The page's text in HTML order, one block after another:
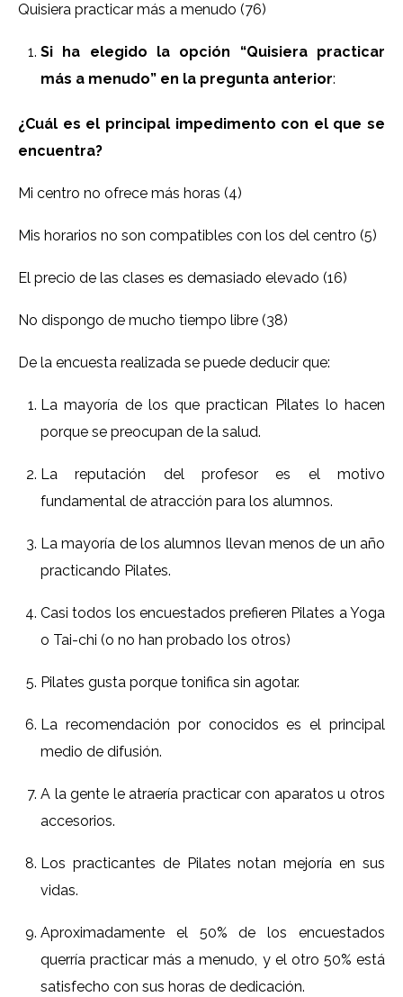
Quisiera practicar más a menudo (76)
Si ha elegido la opción “Quisiera practicar
más a menudo” en la pregunta anterior:
¿Cuál es el principal impedimento con el que se
encuentra?
Mi centro no ofrece más horas (4)
Mis horarios no son compatibles con los del centro (5)
El precio de las clases es demasiado elevado (16)
No dispongo de mucho tiempo libre (38)
De la encuesta realizada se puede deducir que:
La mayoría de los que practican Pilates lo hacen
porque se preocupan de la salud.
La reputación del profesor es el motivo
fundamental de atracción para los alumnos.
La mayoría de los alumnos llevan menos de un año
practicando Pilates.
Casi todos los encuestados prefieren Pilates a Yoga
o Tai-chi (o no han probado los otros)
Pilates gusta porque tonifica sin agotar.
La recomendación por conocidos es el principal
medio de difusión.
A la gente le atraería practicar con aparatos u otros
accesorios.
Los practicantes de Pilates notan mejoría en sus
vidas.
Aproximadamente el 50% de los encuestados
querría practicar más a menudo, y el otro 50% está
satisfecho con sus horas de dedicación.